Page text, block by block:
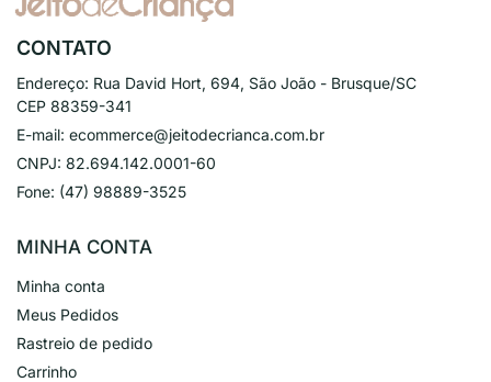
CONTATO
Endereço: Rua David Hort, 694, São João - Brusque/SC
CEP 88359-341
E-mail: ecommerce@jeitodecrianca.com.br
CNPJ: 82.694.142.0001-60
Fone: (47) 98889-3525
MINHA CONTA
Minha conta
Meus Pedidos
Rastreio de pedido
Carrinho